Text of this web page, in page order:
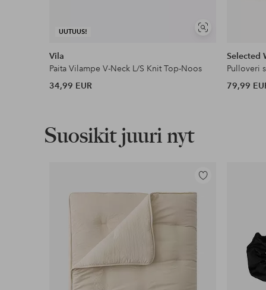
UUTUUS!
Näytä
Vila
Paita Vilampe V-Neck L/S Knit Top-Noos
34,99 EUR
Selected
79,99
Suosikit juuri nyt
Lisää
suosikkeihin